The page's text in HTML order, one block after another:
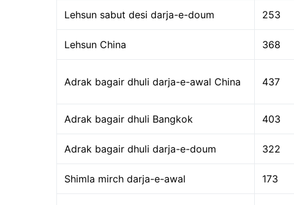
Lehsun sabut desi darja-e-doum 253
Lehsun China 368
Adrak bagair dhuli darja-e-awal China 437
Adrak bagair dhuli Bangkok 403
Adrak bagair dhuli darja-e-doum 322
Shimla mirch darja-e-awal 173